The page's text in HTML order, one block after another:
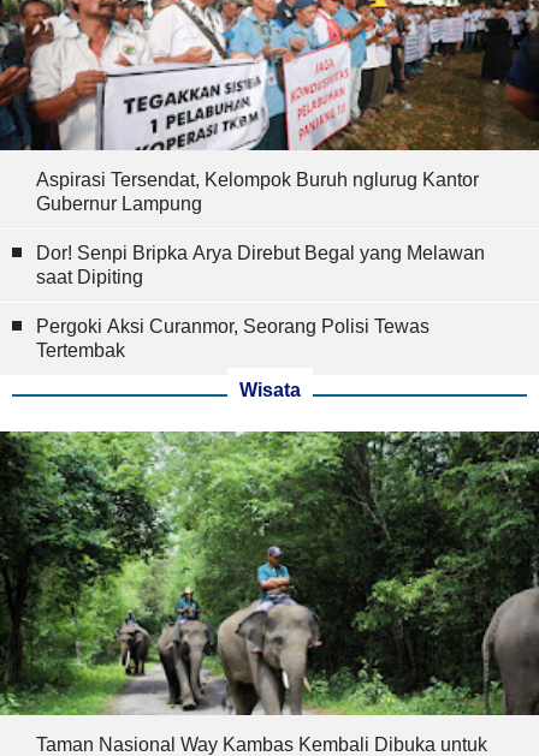
Aspirasi Tersendat, Kelompok Buruh nglurug Kantor
Gubernur Lampung
Dor! Senpi Bripka Arya Direbut Begal yang Melawan
saat Dipiting
Pergoki Aksi Curanmor, Seorang Polisi Tewas
Tertembak
Wisata
Taman Nasional Way Kambas Kembali Dibuka untuk